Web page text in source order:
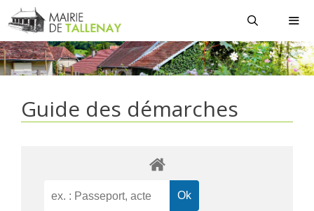
Aller
au
contenu
Guide des démarches